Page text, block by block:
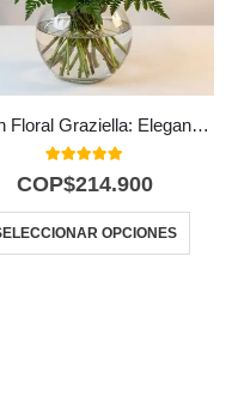
Jarron Floral Graziella: Elegancia en 12 Rosas Seleccionadas 🌹
5.00
COP$214.900
OPCIONES